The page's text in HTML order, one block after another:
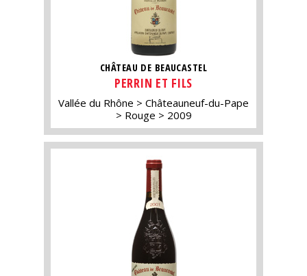
CHÂTEAU DE BEAUCASTEL
PERRIN ET FILS
Vallée du Rhône
Châteauneuf-du-Pape
Rouge
2009